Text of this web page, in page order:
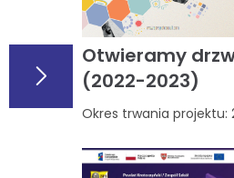
Otwieramy
(2022-2023)
Okres trwania projektu: